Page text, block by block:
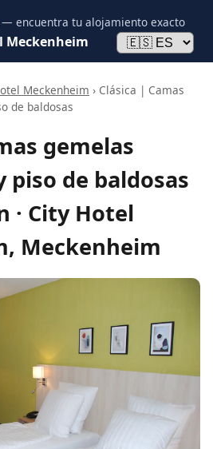
— encuentra tu alojamiento exacto
Meckenheim
Meckenheim › Clásica | Camas
de baldosas
gemelas
piso de baldosas
City Hotel
Meckenheim